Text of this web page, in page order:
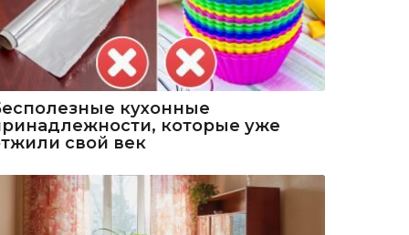
кухонные
которые уже
свой век